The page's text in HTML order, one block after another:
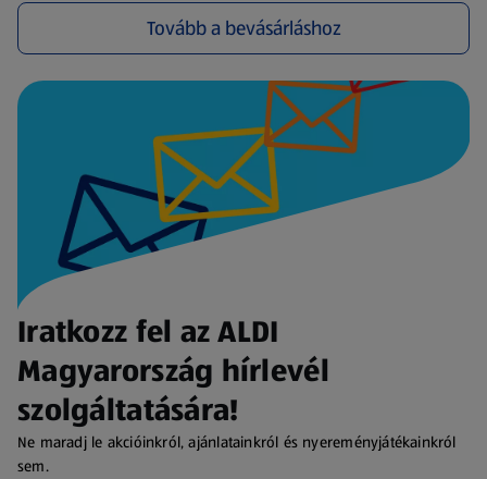
Tovább a bevásárláshoz
(új oldalon nyílik meg)
Iratkozz fel az ALDI
Magyarország hírlevél
szolgáltatására!
Ne maradj le akcióinkról, ajánlatainkról és nyereményjátékainkról
sem.